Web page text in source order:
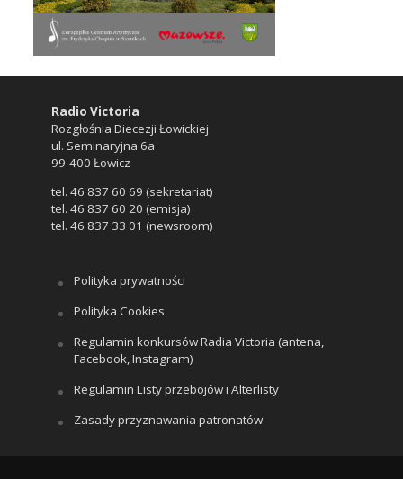
Radio Victoria
Rozgłośnia Diecezji Łowickiej
ul. Seminaryjna 6a
99-400 Łowicz
tel. 46 837 60 69 (sekretariat)
tel. 46 837 60 20 (emisja)
tel. 46 837 33 01 (newsroom)
Polityka prywatności
Polityka Cookies
Regulamin konkursów Radia Victoria (antena,
Facebook, Instagram)
Regulamin Listy przebojów i Alterlisty
Zasady przyznawania patronatów